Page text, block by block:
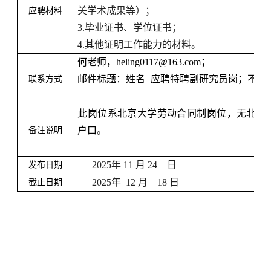
应聘材料
关学术成果等）；
3.毕业证书、学位证书；
4.其他证明工作能力的材料。
联系方式
何老师，heling0117@163.com；
邮件标题：姓名+应聘特聘副研究员岗；不接
备注说明
此岗位系北京大学劳动合同制岗位，无北大
户口。
发布日期 2025年 11 月 24 日
截止日期 2025年 12 月 18 日